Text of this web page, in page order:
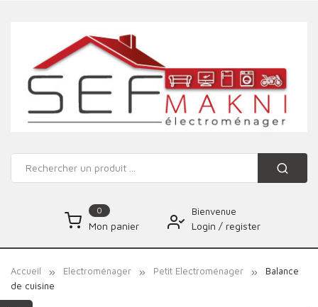
0
Mon panier
Bienvenue
Login / register
Accueil Electroménager Petit Electroménager
Balance
de cuisine